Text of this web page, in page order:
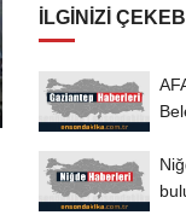
İLGINIZI